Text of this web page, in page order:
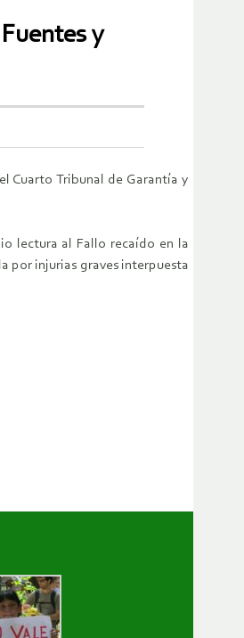
y
Cuarto Tribunal de Garantía y
lectura al Fallo recaído en la
por injurias graves interpuesta